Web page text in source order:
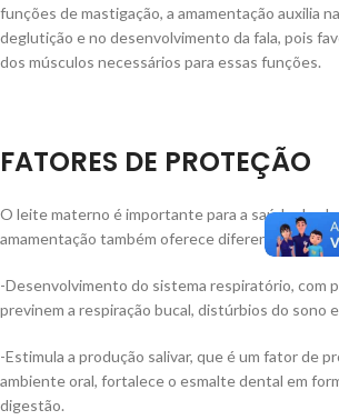
funções de mastigação, a amamentação auxilia
deglutição e no desenvolvimento da fala, pois
dos músculos necessários para essas funções.
FATORES DE PROTEÇÃO
O leite materno é importante para a saúde dos
amamentação também oferece diferentes
-Desenvolvimento do sistema respiratório, com
previnem a respiração bucal, distúrbios do sono
-Estimula a produção salivar, que é um fator de
ambiente oral, fortalece o esmalte dental em
digestão.